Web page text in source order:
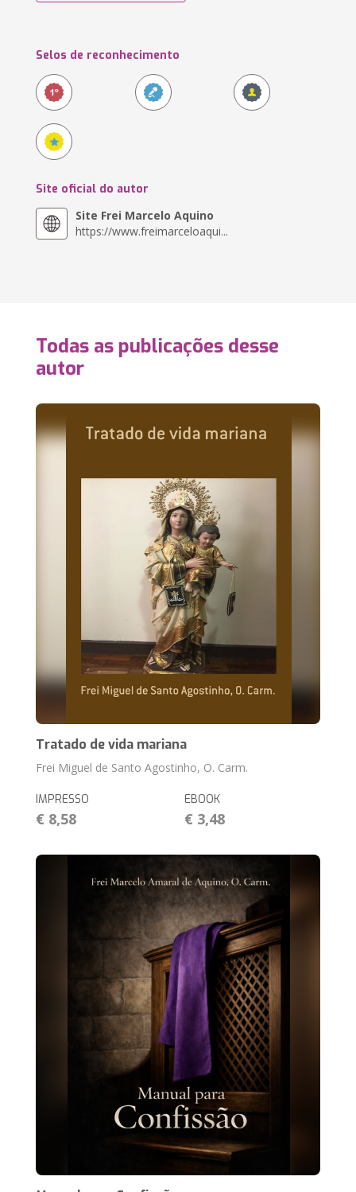
Selos de reconhecimento
Site oficial do autor
Site Frei Marcelo Aquino
https://www.freimarceloaqui...
Todas as publicações desse
autor
Tratado de vida mariana
Frei Miguel de Santo Agostinho, O. Carm.
IMPRESSO
€ 8,58
EBOOK
€ 3,48